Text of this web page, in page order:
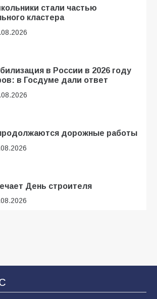
стали частью
кластера
в России в 2026 году
в Госдуме дали ответ
дорожные работы
День строителя